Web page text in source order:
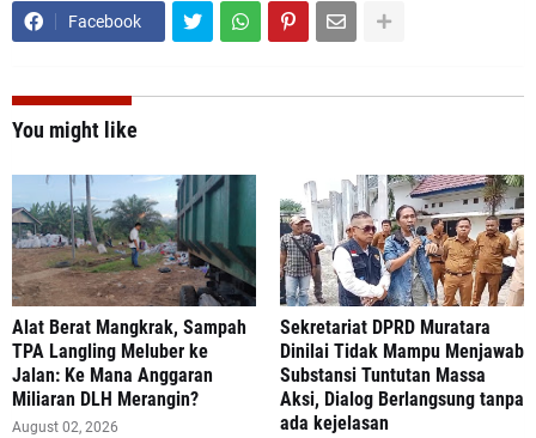
Facebook
You might like
Alat Berat Mangkrak, Sampah
TPA Langling Meluber ke
Jalan: Ke Mana Anggaran
Miliaran DLH Merangin?
August 02, 2026
Sekretariat DPRD Muratara
Dinilai Tidak Mampu Menjawab
Substansi Tuntutan Massa
Aksi, Dialog Berlangsung tanpa
ada kejelasan